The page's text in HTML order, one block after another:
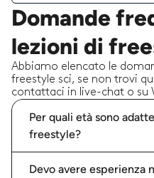
Domande
lezioni di
Abbiamo elencato le
freestyle sci, se non trovi
contattaci in live-chat o su
Per quali età sono
freestyle?
Devo avere esperienza